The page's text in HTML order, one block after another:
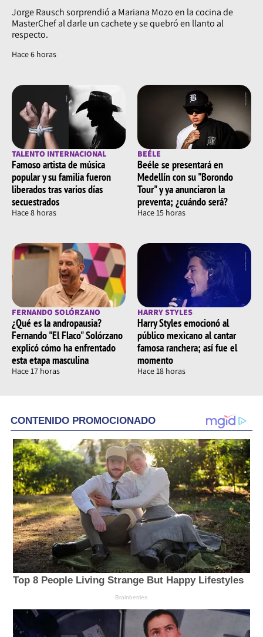
Jorge Rausch sorprendió a Mariana Mozo en la cocina de
MasterChef al darle un cachete y se quebró en llanto al
respecto.
Hace 6 horas
TALENTO INTERNACIONAL
Famoso artista de música
popular y su familia fueron
liberados tras varios días
secuestrados
Hace 8 horas
BEÉLE
Beéle se presentará en
Medellín con su "Borondo
Tour" y ya anunciaron la
preventa; ¿cuándo será?
Hace 15 horas
FERNANDO SOLÓRZANO
¿Qué es la andropausia?
Fernando "El Flaco" Solórzano
explicó cómo ha enfrentado
esta etapa masculina
Hace 17 horas
HARRY STYLES
Harry Styles emocionó al
público mexicano al cantar
famosa ranchera; así fue el
momento
Hace 18 horas